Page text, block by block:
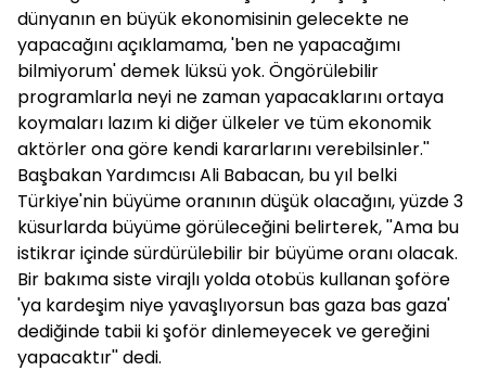
dünyanın en büyük ekonomisinin gelecekte ne
yapacağını açıklamama, 'ben ne yapacağımı
bilmiyorum' demek lüksü yok. Öngörülebilir
programlarla neyi ne zaman yapacaklarını ortaya
koymaları lazım ki diğer ülkeler ve tüm ekonomik
aktörler ona göre kendi kararlarını verebilsinler.''
Başbakan Yardımcısı Ali Babacan, bu yıl belki
Türkiye'nin büyüme oranının düşük olacağını, yüzde 3
küsurlarda büyüme görüleceğini belirterek, ''Ama bu
istikrar içinde sürdürülebilir bir büyüme oranı olacak.
Bir bakıma siste virajlı yolda otobüs kullanan şoföre
'ya kardeşim niye yavaşlıyorsun bas gaza bas gaza'
dediğinde tabii ki şoför dinlemeyecek ve gereğini
yapacaktır'' dedi.